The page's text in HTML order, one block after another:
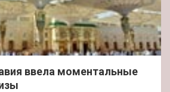
ввела моментальные